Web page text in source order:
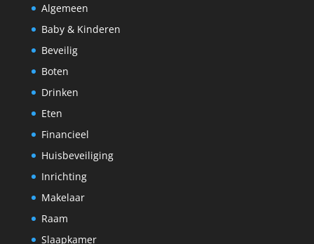
Algemeen
Baby & Kinderen
Beveilig
Boten
Drinken
Eten
Financieel
Huisbeveiliging
Inrichting
Makelaar
Raam
Slaapkamer